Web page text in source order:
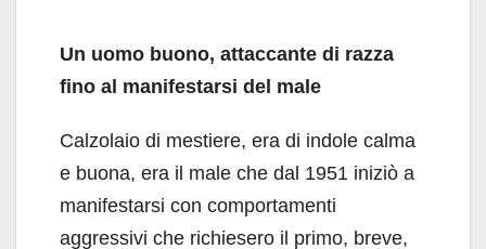
Un uomo buono, attaccante di razza
fino al manifestarsi del male
Calzolaio di mestiere, era di indole calma
e buona, era il male che dal 1951 iniziò a
manifestarsi con comportamenti
aggressivi che richiesero il primo, breve,